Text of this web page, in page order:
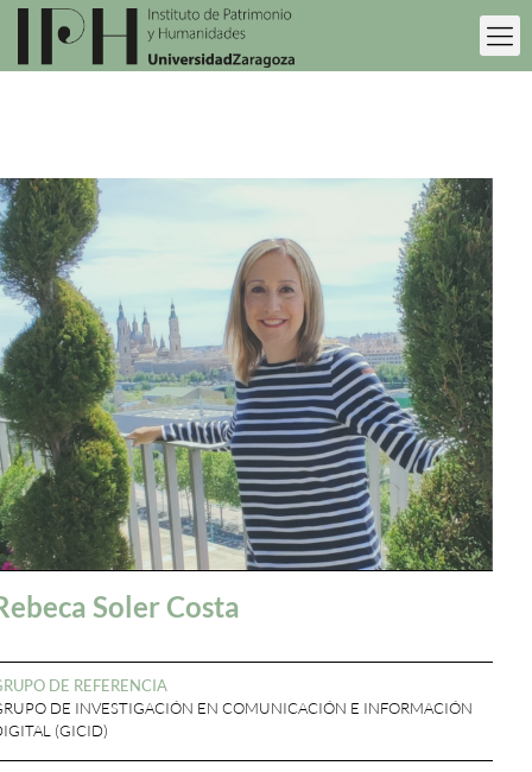
Soler Costa
DE REFERENCIA
DE INVESTIGACIÓN EN COMUNICACIÓN E INFORMACIÓN
(GICID)